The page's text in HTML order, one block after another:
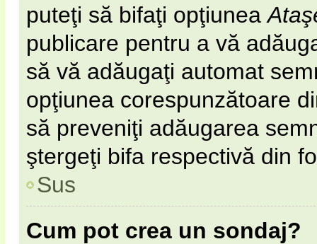
puteţi să bifaţi opţiunea
publicare pentru a vă
să vă adăugaţi automat
opţiunea corespunzătoare
să preveniţi adăugarea
ştergeţi bifa respectivă din
Sus
Cum pot crea un sondaj?